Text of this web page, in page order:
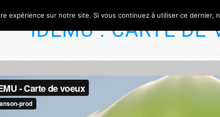
IDEMU : CARTE
expérience sur notre site. Si vous continuez à utiliser ce